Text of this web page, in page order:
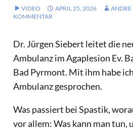
VIDEO APRIL 25, 2026 ANDRE
KOMMENTAR
Dr. Jürgen Siebert leitet die
Ambulanz im Agaplesion Ev.
Bad Pyrmont. Mit ihm habe
Ambulanz gesprochen.
Was passiert bei Spastik,
vor allem: Was kann man tun,